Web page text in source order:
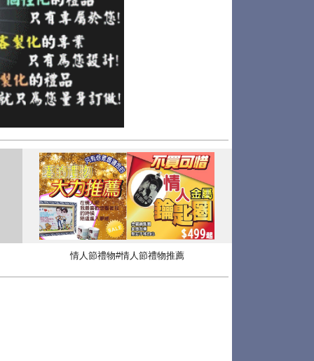
情人節禮物#情人節禮物推薦